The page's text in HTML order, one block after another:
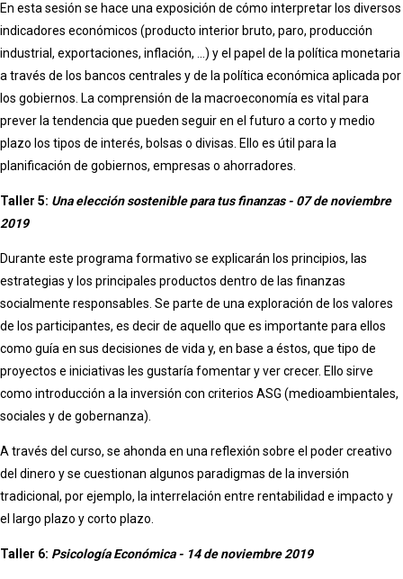
En esta sesión se hace una exposición de cómo interpretar los diversos
indicadores económicos (producto interior bruto, paro, producción
industrial, exportaciones, inflación, ...) y el papel de la política monetaria
a través de los bancos centrales y de la política económica aplicada por
los gobiernos. La comprensión de la macroeconomía es vital para
prever la tendencia que pueden seguir en el futuro a corto y medio
plazo los tipos de interés, bolsas o divisas. Ello es útil para la
planificación de gobiernos, empresas o ahorradores.
Taller 5: Una elección sostenible para tus finanzas - 07 de noviembre
2019
Durante este programa formativo se explicarán los principios, las
estrategias y los principales productos dentro de las finanzas
socialmente responsables. Se parte de una exploración de los valores
de los participantes, es decir de aquello que es importante para ellos
como guía en sus decisiones de vida y, en base a éstos, que tipo de
proyectos e iniciativas les gustaría fomentar y ver crecer. Ello sirve
como introducción a la inversión con criterios ASG (medioambientales,
sociales y de gobernanza).
A través del curso, se ahonda en una reflexión sobre el poder creativo
del dinero y se cuestionan algunos paradigmas de la inversión
tradicional, por ejemplo, la interrelación entre rentabilidad e impacto y
el largo plazo y corto plazo.
Taller 6: Psicología Económica - 14 de noviembre 2019